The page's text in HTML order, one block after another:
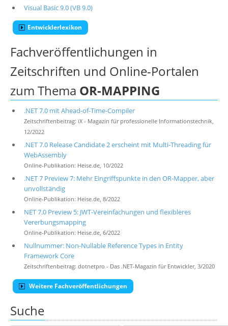
Visual Basic 9.0 (VB 9.0)
Entwicklerlexikon
Fachveröffentlichungen in
Zeitschriften und Online-Portalen
zum Thema OR-MAPPING
.NET 7.0 mit Ahead-of-Time-Compiler
Zeitschriftenbeitrag: iX - Magazin für professionelle Informationstechnik,
12/2022
.NET 7.0 Release Candidate 2 erscheint mit Multi-Threading für
WebAssembly
Online-Publikation: Heise.de, 10/2022
.NET 7 Preview 7: Mehr Eingriffspunkte in den OR-Mapper, aber
unvollständig
Online-Publikation: Heise.de, 8/2022
NET 7.0 Preview 5: JWT-Vereinfachungen und flexibleres
Vererbungsmapping
Online-Publikation: Heise.de, 6/2022
Nullnummer: Non-Nullable Reference Types in Entity
Framework Core
Zeitschriftenbeitrag: dotnetpro - Das .NET-Magazin für Entwickler, 3/2020
Weitere Fachveröffentlichungen
Suche